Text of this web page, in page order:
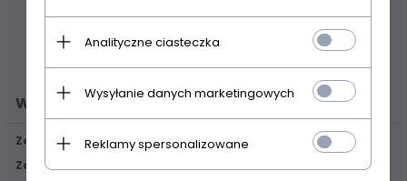
Wyposażenie kuchni
Zestawy noży
Zestawy garnków
Analityczne ciasteczka
Wysyłanie danych marketingowych
Reklamy spersonalizowane